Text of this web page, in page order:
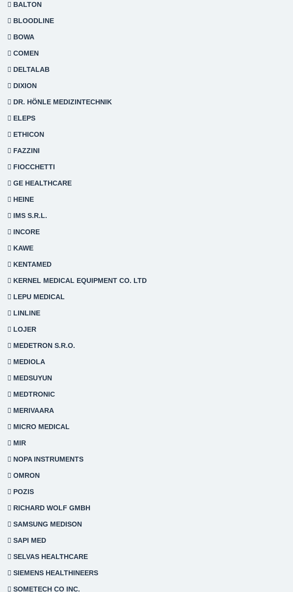
BALTON
BLOODLINE
BOWA
COMEN
DELTALAB
DIXION
DR. HÖNLE MEDIZINTECHNIK
ELEPS
ETHICON
FAZZINI
FIOCCHETTI
GE HEALTHCARE
HEINE
IMS S.R.L.
INCORE
KAWE
KENTAMED
KERNEL MEDICAL EQUIPMENT CO. LTD
LEPU MEDICAL
LINLINE
LOJER
MEDETRON S.R.O.
MEDIOLA
MEDSUYUN
MEDTRONIC
MERIVAARA
MICRO MEDICAL
MIR
NOPA INSTRUMENTS
OMRON
POZIS
RICHARD WOLF GMBH
SAMSUNG MEDISON
SAPI MED
SELVAS HEALTHCARE
SIEMENS HEALTHINEERS
SOMETECH CO INC.